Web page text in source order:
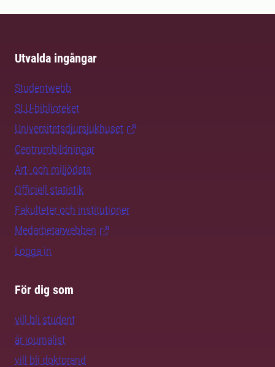
Utvalda ingångar
Studentwebb
SLU-biblioteket
Universitetsdjursjukhuset
Centrumbildningar
Art- och miljödata
Officiell statistik
Fakulteter och institutioner
Medarbetarwebben
Logga in
För dig som
vill bli student
är journalist
vill bli doktorand